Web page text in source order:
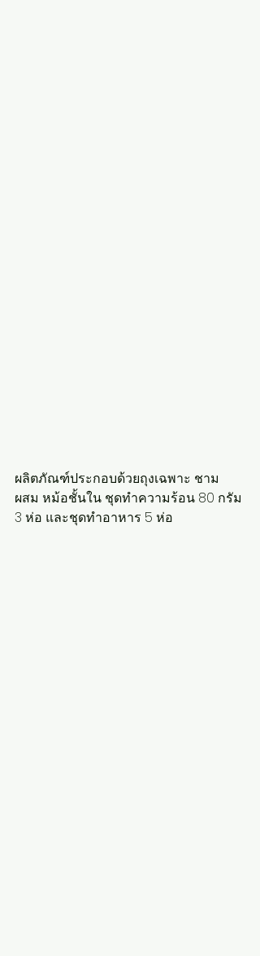
ผลิตภัณฑ์ประกอบด้วยถุงเฉพาะ ชาม
ผสม หม้อชั้นใน ชุดทำความร้อน 80 กรัม
3 ห่อ และชุดทำอาหาร 5 ห่อ